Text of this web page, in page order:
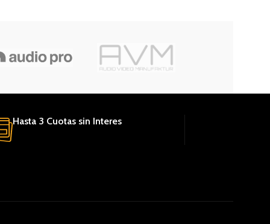
Hasta 3 Cuotas sin Interes